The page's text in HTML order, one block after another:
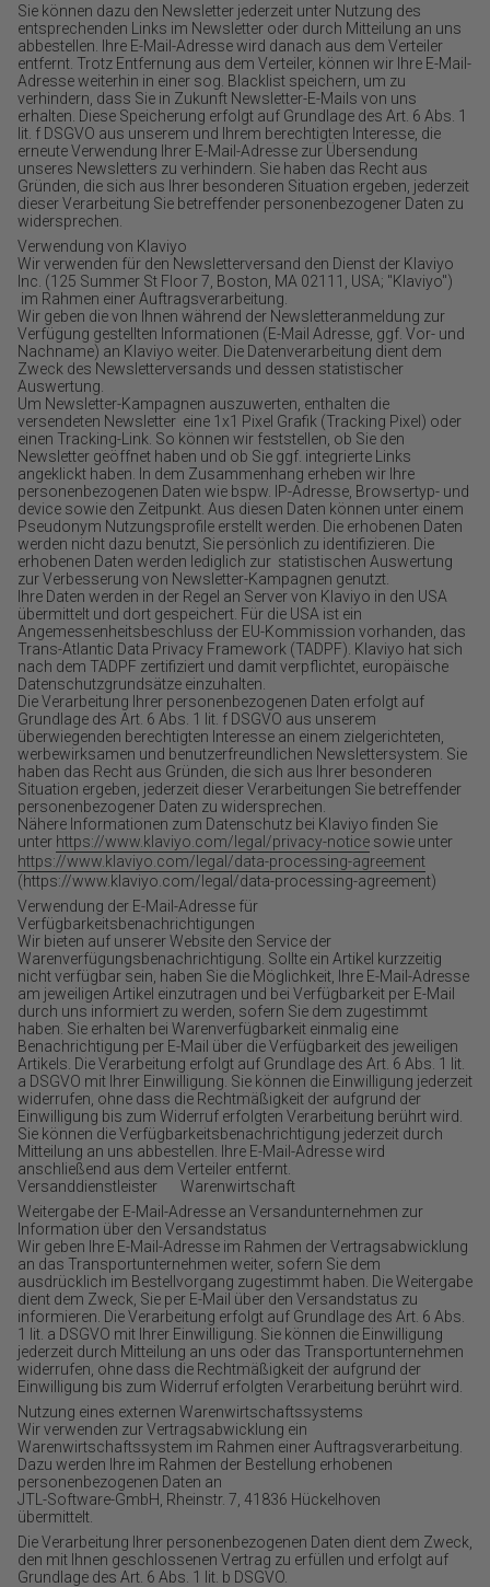
Sie können dazu den Newsletter jederzeit unter Nutzung des
entsprechenden Links im Newsletter oder durch Mitteilung an uns
abbestellen. Ihre E-Mail-Adresse wird danach aus dem Verteiler
entfernt. Trotz Entfernung aus dem Verteiler, können wir Ihre E-Mail-
Adresse weiterhin in einer sog. Blacklist speichern, um zu
verhindern, dass Sie in Zukunft Newsletter-E-Mails von uns
erhalten. Diese Speicherung erfolgt auf Grundlage des Art. 6 Abs. 1
lit. f DSGVO aus unserem und Ihrem berechtigten Interesse, die
erneute Verwendung Ihrer E-Mail-Adresse zur Übersendung
unseres Newsletters zu verhindern. Sie haben das Recht aus
Gründen, die sich aus Ihrer besonderen Situation ergeben, jederzeit
dieser Verarbeitung Sie betreffender personenbezogener Daten zu
widersprechen.
Verwendung von Klaviyo
Wir verwenden für den Newsletterversand den Dienst der Klaviyo
Inc. (125 Summer St Floor 7, Boston, MA 02111, USA; "Klaviyo")
im Rahmen einer Auftragsverarbeitung.
Wir geben die von Ihnen während der Newsletteranmeldung zur
Verfügung gestellten Informationen (E-Mail Adresse, ggf. Vor- und
Nachname) an Klaviyo weiter. Die Datenverarbeitung dient dem
Zweck des Newsletterversands und dessen statistischer
Auswertung.
Um Newsletter-Kampagnen auszuwerten, enthalten die
versendeten Newsletter eine 1x1 Pixel Grafik (Tracking Pixel) oder
einen Tracking-Link. So können wir feststellen, ob Sie den
Newsletter geöffnet haben und ob Sie ggf. integrierte Links
angeklickt haben. In dem Zusammenhang erheben wir Ihre
personenbezogenen Daten wie bspw. IP-Adresse, Browsertyp- und
device sowie den Zeitpunkt. Aus diesen Daten können unter einem
Pseudonym Nutzungsprofile erstellt werden. Die erhobenen Daten
werden nicht dazu benutzt, Sie persönlich zu identifizieren. Die
erhobenen Daten werden lediglich zur statistischen Auswertung
zur Verbesserung von Newsletter-Kampagnen genutzt.
Ihre Daten werden in der Regel an Server von Klaviyo in den USA
übermittelt und dort gespeichert. Für die USA ist ein
Angemessenheitsbeschluss der EU-Kommission vorhanden, das
Trans-Atlantic Data Privacy Framework (TADPF). Klaviyo hat sich
nach dem TADPF zertifiziert und damit verpflichtet, europäische
Datenschutzgrundsätze einzuhalten.
Die Verarbeitung Ihrer personenbezogenen Daten erfolgt auf
Grundlage des Art. 6 Abs. 1 lit. f DSGVO aus unserem
überwiegenden berechtigten Interesse an einem zielgerichteten,
werbewirksamen und benutzerfreundlichen Newslettersystem. Sie
haben das Recht aus Gründen, die sich aus Ihrer besonderen
Situation ergeben, jederzeit dieser Verarbeitungen Sie betreffender
personenbezogener Daten zu widersprechen.
Nähere Informationen zum Datenschutz bei Klaviyo finden Sie
unter https://www.klaviyo.com/legal/privacy-notice sowie unter
https://www.klaviyo.com/legal/data-processing-agreement
(https://www.klaviyo.com/legal/data-processing-agreement)
Verwendung der E-Mail-Adresse für
Verfügbarkeitsbenachrichtigungen
Wir bieten auf unserer Website den Service der
Warenverfügungsbenachrichtigung. Sollte ein Artikel kurzzeitig
nicht verfügbar sein, haben Sie die Möglichkeit, Ihre E-Mail-Adresse
am jeweiligen Artikel einzutragen und bei Verfügbarkeit per E-Mail
durch uns informiert zu werden, sofern Sie dem zugestimmt
haben. Sie erhalten bei Warenverfügbarkeit einmalig eine
Benachrichtigung per E-Mail über die Verfügbarkeit des jeweiligen
Artikels. Die Verarbeitung erfolgt auf Grundlage des Art. 6 Abs. 1 lit.
a DSGVO mit Ihrer Einwilligung. Sie können die Einwilligung jederzeit
widerrufen, ohne dass die Rechtmäßigkeit der aufgrund der
Einwilligung bis zum Widerruf erfolgten Verarbeitung berührt wird.
Sie können die Verfügbarkeitsbenachrichtigung jederzeit durch
Mitteilung an uns abbestellen. Ihre E-Mail-Adresse wird
anschließend aus dem Verteiler entfernt.
Versanddienstleister Warenwirtschaft
Weitergabe der E-Mail-Adresse an Versandunternehmen zur
Information über den Versandstatus
Wir geben Ihre E-Mail-Adresse im Rahmen der Vertragsabwicklung
an das Transportunternehmen weiter, sofern Sie dem
ausdrücklich im Bestellvorgang zugestimmt haben. Die Weitergabe
dient dem Zweck, Sie per E-Mail über den Versandstatus zu
informieren. Die Verarbeitung erfolgt auf Grundlage des Art. 6 Abs.
1 lit. a DSGVO mit Ihrer Einwilligung. Sie können die Einwilligung
jederzeit durch Mitteilung an uns oder das Transportunternehmen
widerrufen, ohne dass die Rechtmäßigkeit der aufgrund der
Einwilligung bis zum Widerruf erfolgten Verarbeitung berührt wird.
Nutzung eines externen Warenwirtschaftssystems
Wir verwenden zur Vertragsabwicklung ein
Warenwirtschaftssystem im Rahmen einer Auftragsverarbeitung.
Dazu werden Ihre im Rahmen der Bestellung erhobenen
personenbezogenen Daten an
JTL-Software-GmbH, Rheinstr. 7, 41836 Hückelhoven
übermittelt.
Die Verarbeitung Ihrer personenbezogenen Daten dient dem Zweck,
den mit Ihnen geschlossenen Vertrag zu erfüllen und erfolgt auf
Grundlage des Art. 6 Abs. 1 lit. b DSGVO.